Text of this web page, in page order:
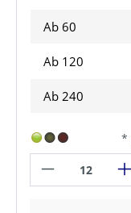
Ab 60
Ab 120
Ab 240
*